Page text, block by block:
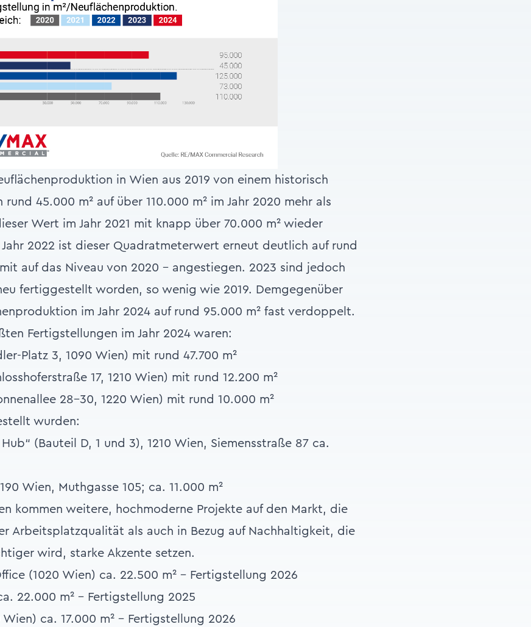
in Wien aus 2019 von einem historisch
45.000 m² auf über 110.000 m² im Jahr 2020 mehr als
Wert im Jahr 2021 mit knapp über 70.000 m² wieder
2022 ist dieser Quadratmeterwert erneut deutlich auf rund
auf das Niveau von 2020 – angestiegen. 2023 sind jedoch
fertiggestellt worden, so wenig wie 2019. Demgegenüber
im Jahr 2024 auf rund 95.000 m² fast verdoppelt.
Fertigstellungen im Jahr 2024 waren:
Platz 3, 1090 Wien) mit rund 47.700 m²
17, 1210 Wien) mit rund 12.200 m²
28-30, 1220 Wien) mit rund 10.000 m²
wurden:
(Bauteil D, 1 und 3), 1210 Wien, Siemensstraße 87 ca.
Wien, Muthgasse 105; ca. 11.000 m²
kommen weitere, hochmoderne Projekte auf den Markt, die
Arbeitsplatzqualität als auch in Bezug auf Nachhaltigkeit, die
wird, starke Akzente setzen.
(1020 Wien) ca. 22.500 m² - Fertigstellung 2026
22.000 m² - Fertigstellung 2025
Wien) ca. 17.000 m² - Fertigstellung 2026